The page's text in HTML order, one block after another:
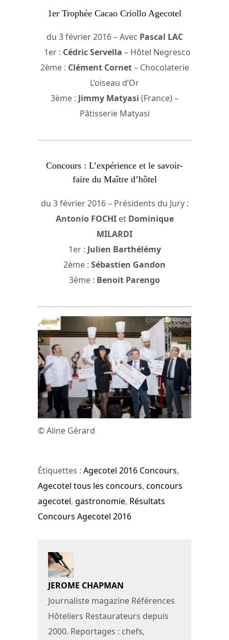
1er Trophée Cacao Criollo Agecotel
du 3 février 2016 – Avec Pascal LAC
1er : Cédric Servella – Hôtel Negresco
2ème : Clément Cornet– Chocolaterie
L’oiseau d’Or
3ème : Jimmy Matyasi (France) –
Pâtisserie Matyasi
Concours : L’expérience et le savoir-
faire du Maître d’hôtel
du 3 février 2016 – Présidents du Jury :
Antonio FOCHIet Dominique
MILARDI
1er : Julien Barthélémy
2ème : Sébastien Gandon
3ème : Benoit Parengo
© Aline Gérard
Étiquettes : Agecotel 2016 Concours,
Agecotel tous les concours, concours
agecotel, gastronomie, Résultats
Concours Agecotel 2016
JEROME CHAPMAN
Journaliste magazine Références
Hôteliers Restaurateurs depuis
2000. Reportages : chefs,